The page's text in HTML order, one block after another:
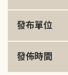
發布單位
發佈時間